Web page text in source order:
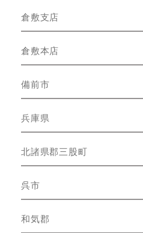
倉敷支店
倉敷本店
備前市
兵庫県
北諸県郡三股町
呉市
和気郡